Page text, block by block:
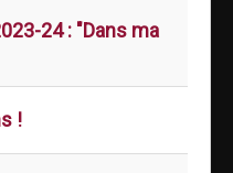
24 : "Dans ma
!